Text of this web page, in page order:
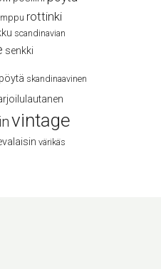
rottinki
scandinavian
senkki
skandinaavinen
vintage
värikäs